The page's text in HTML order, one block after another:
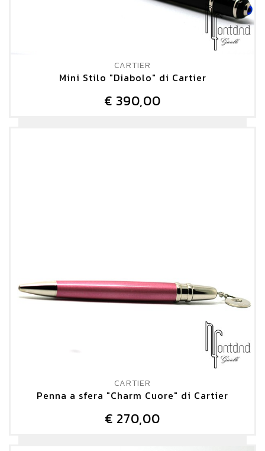
CARTIER
Mini Stilo "Diabolo" di Cartier
€ 390,00
CARTIER
Penna a sfera "Charm Cuore" di Cartier
€ 270,00